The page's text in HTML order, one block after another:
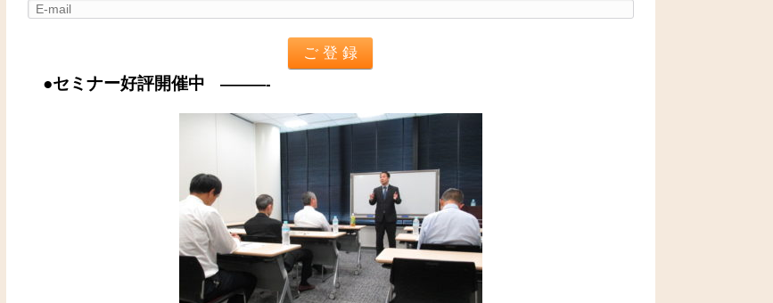
●セミナー好評開催中 ———-